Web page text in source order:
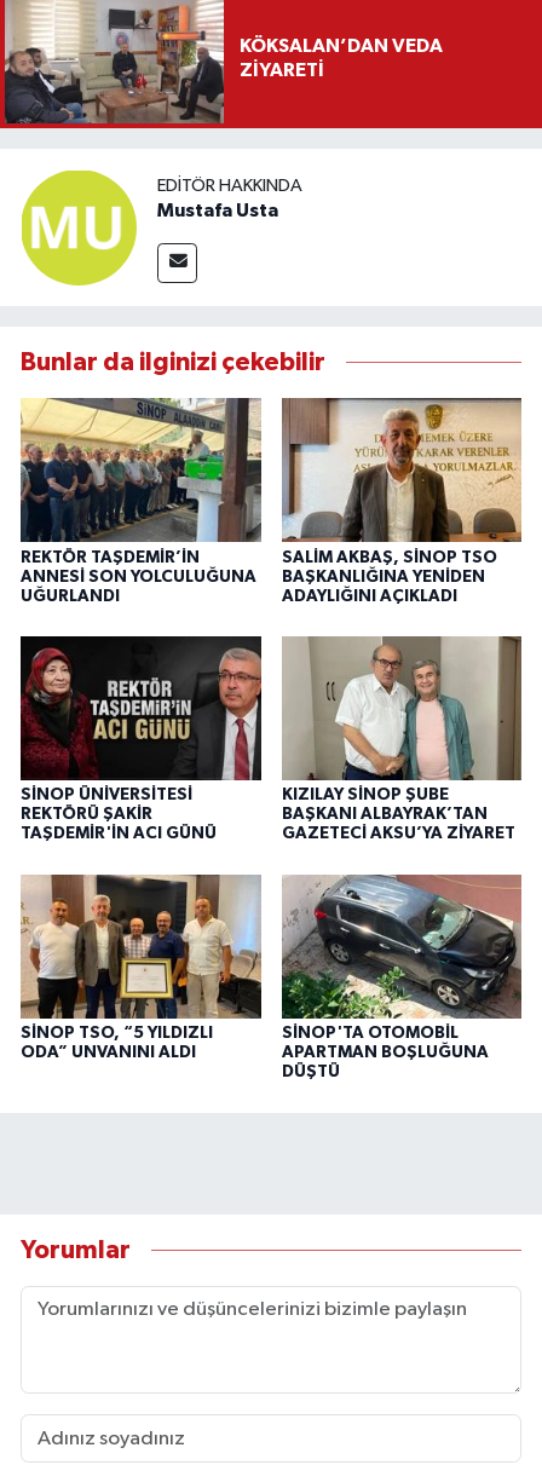
KÖKSALAN’DAN VEDA
ZİYARETİ
EDITÖR HAKKINDA
Mustafa Usta
Bunlar da ilginizi çekebilir
REKTÖR TAŞDEMİR’İN
ANNESİ SON YOLCULUĞUNA
UĞURLANDI
SALİM AKBAŞ, SİNOP TSO
BAŞKANLIĞINA YENİDEN
ADAYLIĞINI AÇIKLADI
SİNOP ÜNİVERSİTESİ
REKTÖRÜ ŞAKİR
TAŞDEMİR'İN ACI GÜNÜ
KIZILAY SİNOP ŞUBE
BAŞKANI ALBAYRAK’TAN
GAZETECİ AKSU’YA ZİYARET
SİNOP TSO, “5 YILDIZLI
ODA” UNVANINI ALDI
SİNOP'TA OTOMOBİL
APARTMAN BOŞLUĞUNA
DÜŞTÜ
Yorumlar